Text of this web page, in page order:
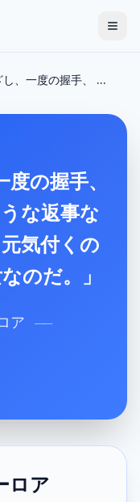
、一度の握手、 ...
の握手、
な返事な
気付くの
のだ。」
ア ──
ロア